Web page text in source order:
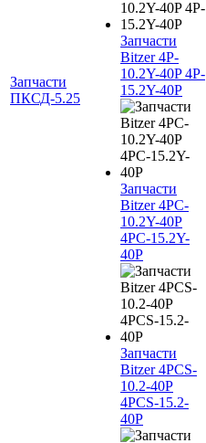
Запчасти
ПКСД-5.25
Запчасти
Bitzer 4P-
10.2Y-40P 4P-
15.2Y-40P
Запчасти
Bitzer 4PC-
10.2Y-40P
4PC-15.2Y-
40P
Запчасти
Bitzer 4PCS-
10.2-40P
4PCS-15.2-
40P